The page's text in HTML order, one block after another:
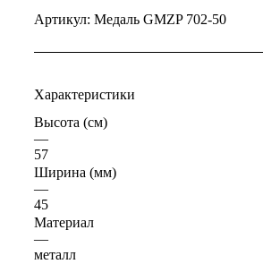
Артикул: Медаль GMZP 702-50
Характеристики
Высота (см)
—
57
Ширина (мм)
—
45
Материал
—
металл